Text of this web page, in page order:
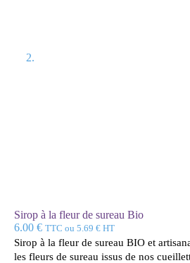
Sirop à la fleur de sureau Bio
6.00 € TTC ou 5.69 € HT
Sirop à la fleur de sureau BIO et
les fleurs de sureau issus de nos